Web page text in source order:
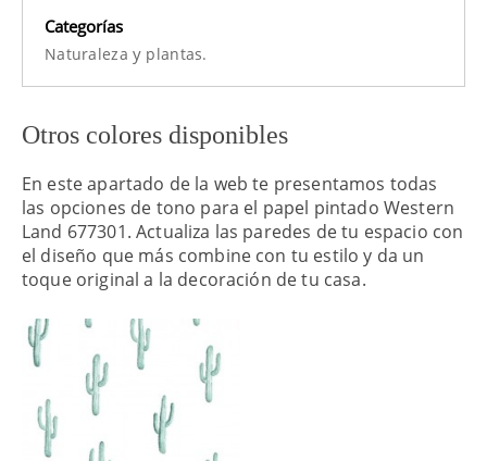
Categorías
Naturalezay plantas.
Otros colores disponibles
En este apartado de la web te presentamos todas
las opciones de tono para el papel pintado Western
Land 677301. Actualiza las paredes de tu espacio con
el diseño que más combine con tu estilo y da un
toque original a la decoración de tu casa.